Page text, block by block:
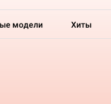
модели Хиты